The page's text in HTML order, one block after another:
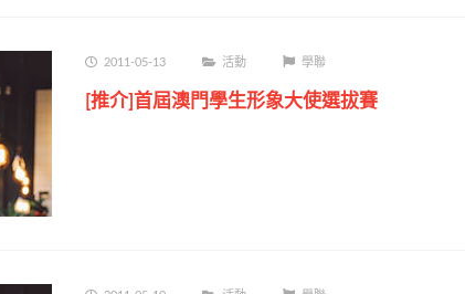
2011-05-13 活動 學聯
[推介]首屆澳門學生形象大使選拔賽